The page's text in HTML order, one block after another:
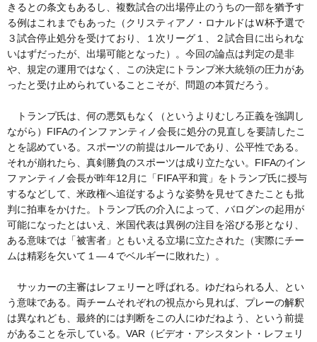
きるとの条文もあるし、複数試合の出場停止のうちの一部を猶予す
る例はこれまでもあった（クリスティアノ・ロナルドはＷ杯予選で
３試合停止処分を受けており、１次リーグ１、２試合目に出られな
いはずだったが、出場可能となった）。今回の論点は判定の是非
や、規定の運用ではなく、この決定にトランプ米大統領の圧力があ
ったと受け止められていることこそが、問題の本質だろう。
トランプ氏は、何の悪気もなく（というよりむしろ正義を強調し
ながら）FIFAのインファンティノ会長に処分の見直しを要請したこ
とを認めている。スポーツの前提はルールであり、公平性である。
それが崩れたら、真剣勝負のスポーツは成り立たない。FIFAのイン
ファンティノ会長が昨年12月に「FIFA平和賞」をトランプ氏に授与
するなどして、米政権へ追従するような姿勢を見せてきたことも批
判に拍車をかけた。トランプ氏の介入によって、バログンの起用が
可能になったとはいえ、米国代表は異例の注目を浴びる形となり、
ある意味では「被害者」ともいえる立場に立たされた（実際にチー
ムは精彩を欠いて１―４でベルギーに敗れた）。
サッカーの主審はレフェリーと呼ばれる。ゆだねられる人、とい
う意味である。両チームそれぞれの視点から見れば、プレーの解釈
は異なれども、最終的には判断をこの人にゆだねよう、という前提
があることを示している。VAR（ビデオ・アシスタント・レフェリ